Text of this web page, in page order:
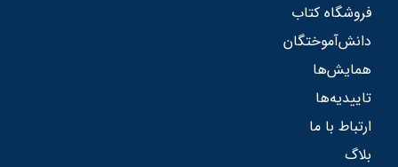
فروشگاه کتاب
دانش‌آموختگان
همایش‌ها
تاییدیه‌ها
ارتباط با ما
بلاگ